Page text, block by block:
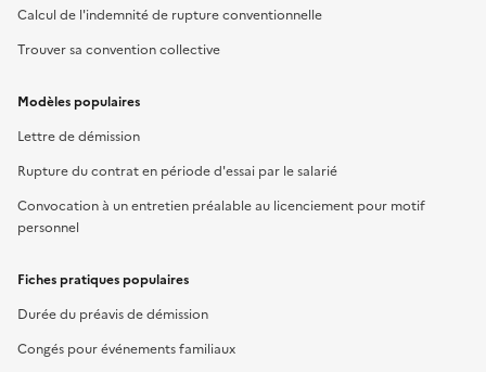
Calcul de l'indemnité de rupture conventionnelle
Trouver sa convention collective
Modèles populaires
Lettre de démission
Rupture du contrat en période d'essai par le salarié
Convocation à un entretien préalable au licenciement pour motif
personnel
Fiches pratiques populaires
Durée du préavis de démission
Congés pour événements familiaux